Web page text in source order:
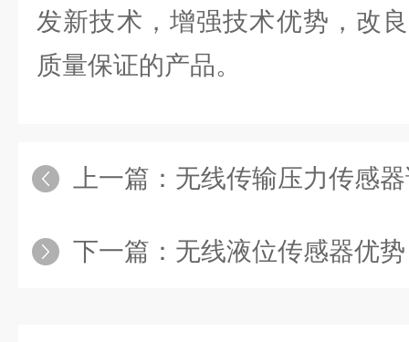
发新技术，增强技术优势，改
质量保证的产品。
上一篇： 无线传输压力传感
下一篇： 无线液位传感器优势